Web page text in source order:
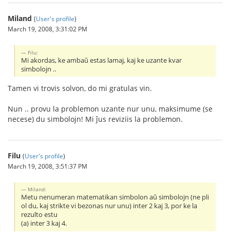
Miland (User's profile)
March 19, 2008, 3:31:02 PM
Filu:
Mi akordas, ke ambaŭ estas lamaj, kaj ke uzante kvar
simbolojn ..
Tamen vi trovis solvon, do mi gratulas vin.
Nun .. provu la problemon uzante nur unu, maksimume (se
necese) du simbolojn! Mi ĵus reviziis la problemon.
Filu (User's profile)
March 19, 2008, 3:51:37 PM
Miland:
Metu nenumeran matematikan simbolon aŭ simbolojn (ne pli
ol du, kaj strikte vi bezonas nur unu) inter 2 kaj 3, por ke la
rezulto estu
(a) inter 3 kaj 4.